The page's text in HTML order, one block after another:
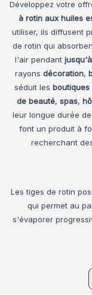
Développez votre
à rotin aux huiles
utiliser, ils diffusent
de rotin qui
l'air pendant
rayons décoration,
séduit les boutiques
de beauté, spas,
leur longue durée
font un produit à
recherchant
Les tiges de rotin
qui permet au
s'évaporer